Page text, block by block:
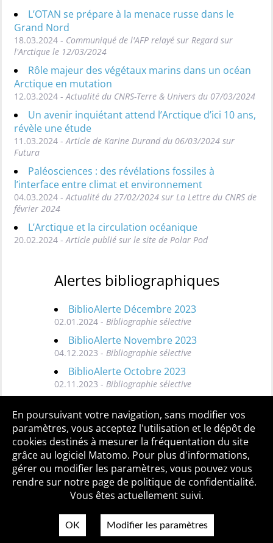
L’OTAN se prépare à la menace russe dans le
Grand Nord
18.03.2024 - Communiqué de l'AFP relayé sur Regard sur
l'Arctique le 12/03/2024
Rôle majeur des végétaux marins dans un océan
Arctique en mutation
12.03.2024 - Actualité du CNRS-Terre & Univers du 07/03/2024
Un avenir inquiétant attend l’Arctique d’ici 10 ans,
révèle une étude
11.03.2024 - Article de Karine Durand du 06/03/2024 sur
Futura
Paléosciences : des révélations fossiles à
l’interface entre climat et environnement
04.03.2024 - Actualité du 27/02/2024 sur La Lettre du CNRS de
février 2024
L’Arctique et la circulation océanique
20.02.2024 - Article publié sur le site de Polar Pod
Alertes bibliographiques
BiblioAlerte Décembre 2023
02.01.2024 - Bibliographie sélective
BiblioAlerte Novembre 2023
04.12.2023 - Bibliographie sélective
BiblioAlerte Octobre 2023
02.11.2023 - Bibliographie sélective
Toutes les BiblioAlertes
Qui sommes-nous ? Mentions légales
Accessibilité
Politique de confidentialité
Contact
En poursuivant votre navigation, sans modifier vos
paramètres, vous acceptez l'utilisation et le dépôt de
cookies destinés à mesurer la fréquentation du site
grâce au logiciel Matomo. Pour plus d'informations,
gérer ou modifier les paramètres, vous pouvez vous
rendre sur notre page de politique de confidentialité.
Vous êtes actuellement suivi.
OK Modifier les paramètres